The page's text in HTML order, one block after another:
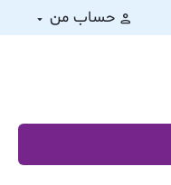
حساب من